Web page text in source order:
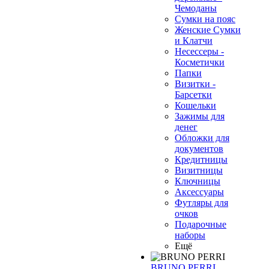
Чемоданы
Сумки на пояс
Женские Сумки
и Клатчи
Несессеры -
Косметички
Папки
Визитки -
Барсетки
Кошельки
Зажимы для
денег
Обложки для
документов
Кредитницы
Визитницы
Ключницы
Аксессуары
Футляры для
очков
Подарочные
наборы
Ещё